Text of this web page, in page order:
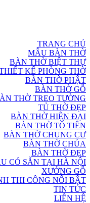
TRANG CHỦ
MẪU BÀN THỜ
BÀN THỜ BIỆT THỰ
KẾ PHÒNG THỜ
BÀN THỜ PHẬT
BÀN THỜ GỖ
THỜ TREO TƯỜNG
TỦ THỜ ĐẸP
BÀN THỜ HIỆN ĐẠI
BÀN THỜ TỔ TIÊN
BÀN THỜ CHUNG CƯ
BÀN THỜ CHÚA
BÀN THỜ ĐẸP
CÓ SẴN TẠI HÀ NỘI
XƯỞNG GỖ
THI CÔNG NỔI BẬT
TIN TỨC
LIÊN HỆ